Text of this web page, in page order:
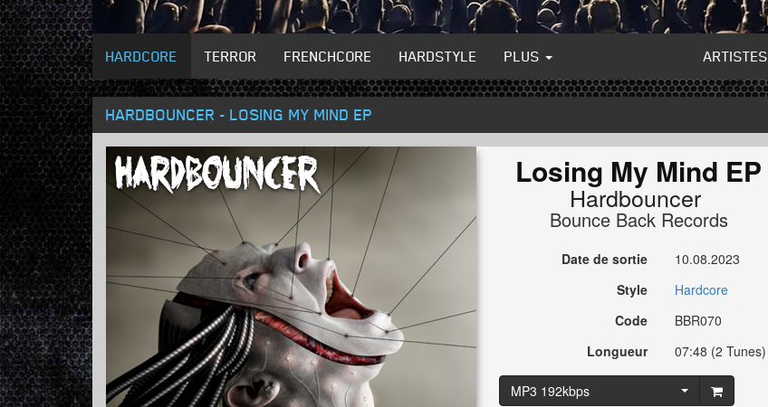
HARDCORE TERROR FRENCHCORE HARDSTYLE PLUS ARTISTES
HARDBOUNCER - LOSING MY MIND EP
Losing My Mind EP
Hardbouncer
Bounce Back Records
Date de sortie
10.08.2023
Style
Hardcore
Code
BBR070
Longueur
07:48 (2 Tunes)
MP3 192kbps